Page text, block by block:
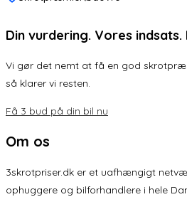
Din vurdering. Vores indsats.
Vi gør det nemt at få en god
så klarer vi resten.
Få 3 bud på din bil nu
Om os
3skrotpriser.dk er et uafhængigt
ophuggere og bilforhandlere i hele